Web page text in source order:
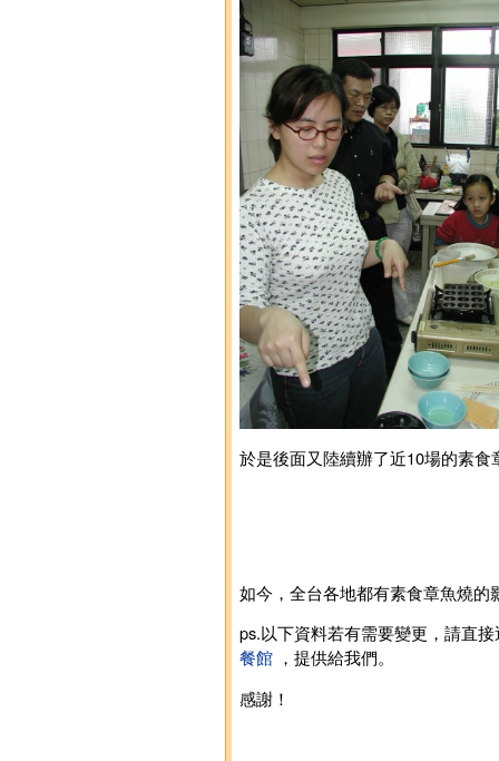
於是後面又陸續辦了近10場的素
如今，全台各地都有素食章魚燒
ps.以下資料若有需要變更，請直
餐館 ，提供給我們。
感謝！